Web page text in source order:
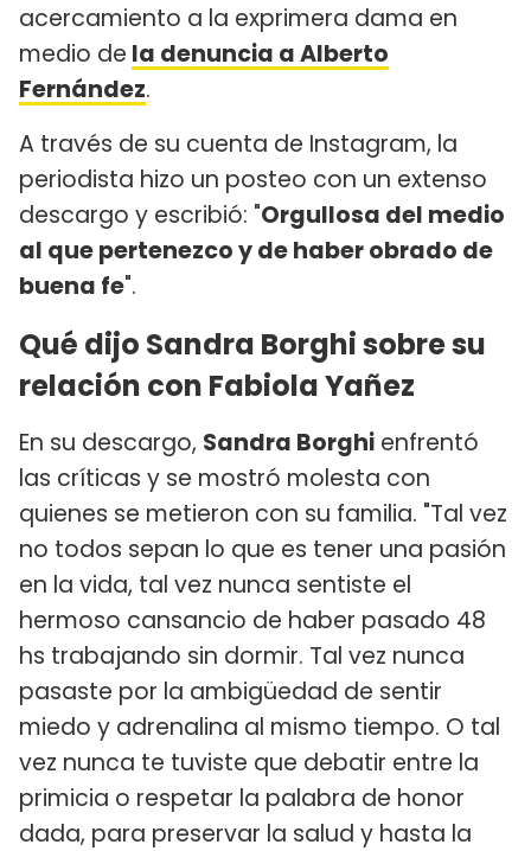
acercamiento a la exprimera dama en
medio de la denuncia a Alberto
Fernández.
A través de su cuenta de Instagram, la
periodista hizo un posteo con un extenso
descargo y escribió: "Orgullosa del medio
al que pertenezco y de haber obrado de
buena fe".
Qué dijo Sandra Borghi sobre su
relación con Fabiola Yañez
En su descargo, Sandra Borghi enfrentó
las críticas y se mostró molesta con
quienes se metieron con su familia. "Tal vez
no todos sepan lo que es tener una pasión
en la vida, tal vez nunca sentiste el
hermoso cansancio de haber pasado 48
hs trabajando sin dormir. Tal vez nunca
pasaste por la ambigüedad de sentir
miedo y adrenalina al mismo tiempo. O tal
vez nunca te tuviste que debatir entre la
primicia o respetar la palabra de honor
dada, para preservar la salud y hasta la